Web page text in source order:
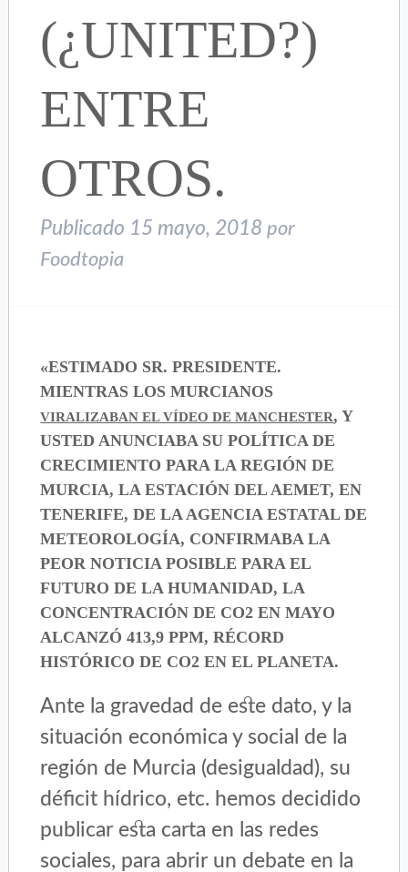
(¿UNITED?)
ENTRE
OTROS.
Publicado 15 mayo, 2018 por
Foodtopia
«ESTIMADO SR. PRESIDENTE.
MIENTRAS LOS MURCIANOS
VIRALIZABAN EL VÍDEO DE MANCHESTER, Y
USTED ANUNCIABA SU POLÍTICA DE
CRECIMIENTO PARA LA REGIÓN DE
MURCIA, LA ESTACIÓN DEL AEMET, EN
TENERIFE, DE LA AGENCIA ESTATAL DE
METEOROLOGÍA, CONFIRMABA LA
PEOR NOTICIA POSIBLE PARA EL
FUTURO DE LA HUMANIDAD, LA
CONCENTRACIÓN DE CO2 EN MAYO
ALCANZÓ 413,9 PPM, RÉCORD
HISTÓRICO DE CO2 EN EL PLANETA.
Ante la gravedad de este dato, y la
situación económica y social de la
región de Murcia (desigualdad), su
déficit hídrico, etc. hemos decidido
publicar esta carta en las redes
sociales, para abrir un debate en la